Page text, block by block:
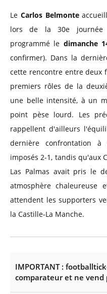
Le Carlos Belmonte
lors de la 30e journée
programmé le dimanche
confirmer). Dans la
cette rencontre entre deux
premiers rôles de la
une belle intensité, à un
point pèse lourd. Les
rappellent d'ailleurs
dernière confrontation à
imposés 2-1, tandis qu'aux
Las Palmas avait pris le
atmosphère
attendent les supporters
la Castille-La Manche.
IMPORTANT :
comparateur et ne vend